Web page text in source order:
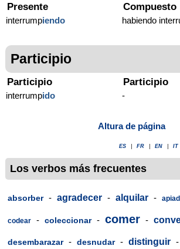
Presente
interrumpiendo
Compuesto
habiendo
Participio
Participio
interrumpido
Participio
-
Altura de página
ES FR EN IT
Los verbos más frecuentes
absorber - agradecer - alquilar -
codear - coleccionar - comer -
desembarazar - desnudar - distinguir -